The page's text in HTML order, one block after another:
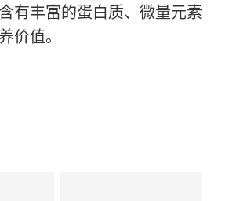
有丰富的蛋白质、微量元素
价值。